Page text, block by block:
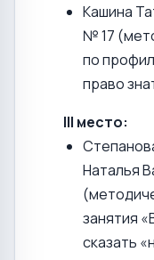
Кашина
№ 17
по
право
III место:
Наталья
занятия
сказать